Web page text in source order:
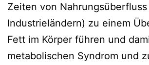
Zeiten von
Industrieländern) zu einem
Fett im Körper führen und
metabolischen Syndrom und